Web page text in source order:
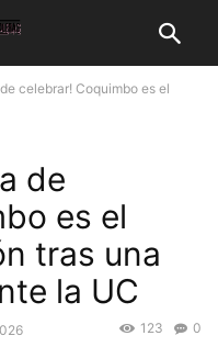
celebrar! Coquimbo es el
de
es el
tras una
la UC
0
123